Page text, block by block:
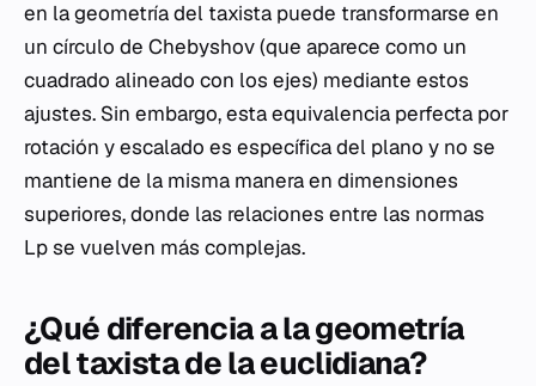
en la geometría del taxista puede transformarse en
un círculo de Chebyshov (que aparece como un
cuadrado alineado con los ejes) mediante estos
ajustes. Sin embargo, esta equivalencia perfecta por
rotación y escalado es específica del plano y no se
mantiene de la misma manera en dimensiones
superiores, donde las relaciones entre las normas
Lp se vuelven más complejas.
¿Qué diferencia a la geometría
del taxista de la euclidiana?